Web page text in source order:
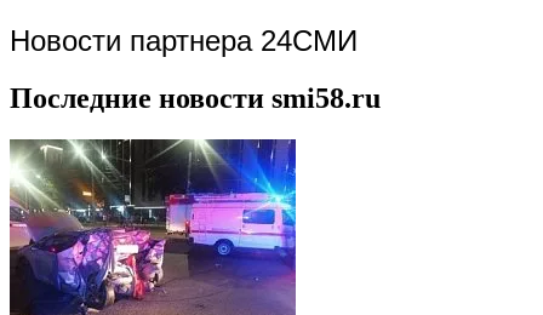
Новости партнера 24СМИ
Последние новости smi58.ru